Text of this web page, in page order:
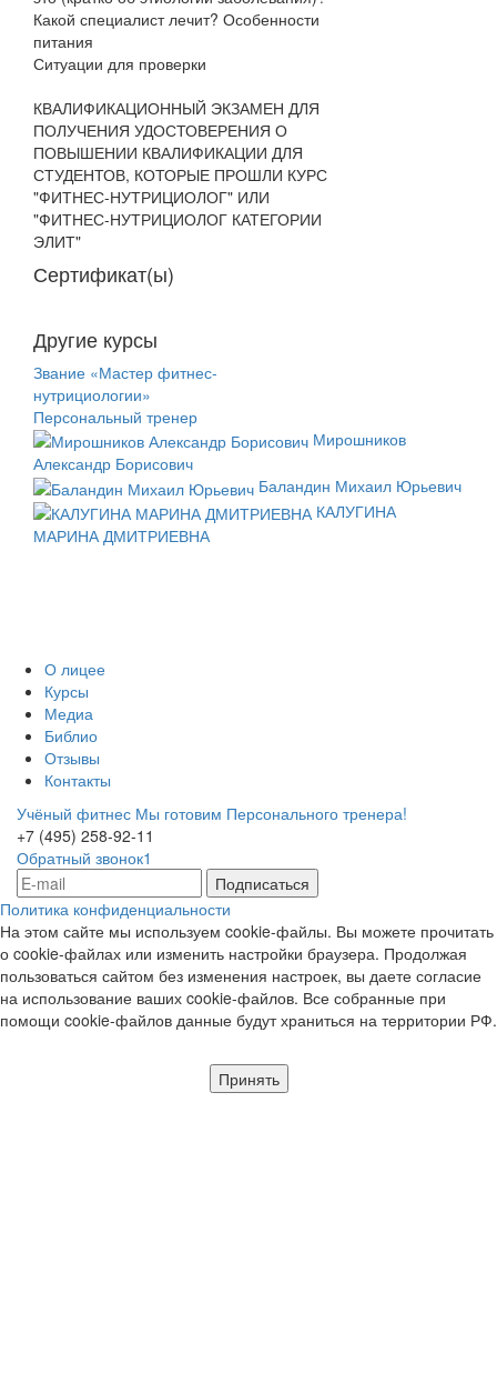
Какой специалист лечит? Особенности
питания
Ситуации для проверки
КВАЛИФИКАЦИОННЫЙ ЭКЗАМЕН ДЛЯ
ПОЛУЧЕНИЯ УДОСТОВЕРЕНИЯ О
ПОВЫШЕНИИ КВАЛИФИКАЦИИ ДЛЯ
СТУДЕНТОВ, КОТОРЫЕ ПРОШЛИ КУРС
"ФИТНЕС-НУТРИЦИОЛОГ" ИЛИ
"ФИТНЕС-НУТРИЦИОЛОГ КАТЕГОРИИ
ЭЛИТ"
Сертификат(ы)
Другие курсы
Звание «Мастер фитнес-
нутрициологии»
Персональный тренер
Мирошников
Александр Борисович
Баландин Михаил Юрьевич
КАЛУГИНА
МАРИНА ДМИТРИЕВНА
О лицее
Курсы
Медиа
Библио
Отзывы
Контакты
Учёный фитнес Мы готовим Персонального тренера!
+7 (495) 258-92-11
Обратный звонок1
Политика конфиденциальности
На этом сайте мы используем cookie-файлы. Вы можете прочитать
о cookie-файлах или изменить настройки браузера. Продолжая
пользоваться сайтом без изменения настроек, вы даете согласие
на использование ваших cookie-файлов. Все собранные при
помощи cookie-файлов данные будут храниться на территории РФ.
Принять